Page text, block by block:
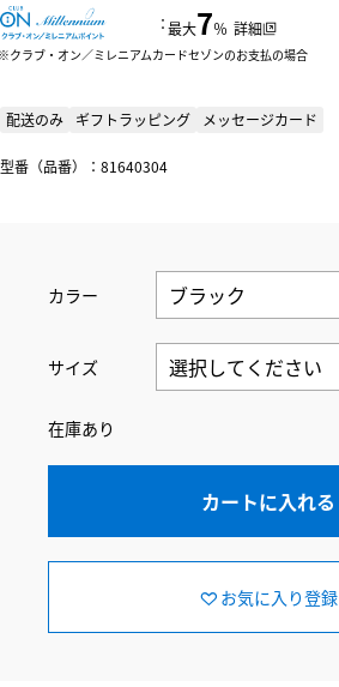
：最大7％ 詳細
クラブ・オン／ミレニアムカードセゾンのお支払の場合
配送のみ ギフトラッピング メッセージカード
型番（品番）：81640304
カラー
サイズ
在庫あり
カートに入れる
お気に入り登録